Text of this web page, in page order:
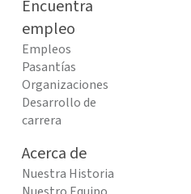
Encuentra
empleo
Empleos
Pasantías
Organizaciones
Desarrollo de
carrera
Acerca de
Nuestra Historia